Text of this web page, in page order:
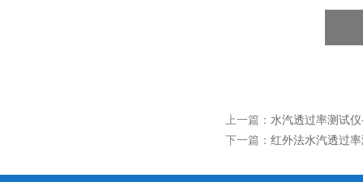
上一篇： 水汽透过率测试
下一篇： 红外法水汽透过